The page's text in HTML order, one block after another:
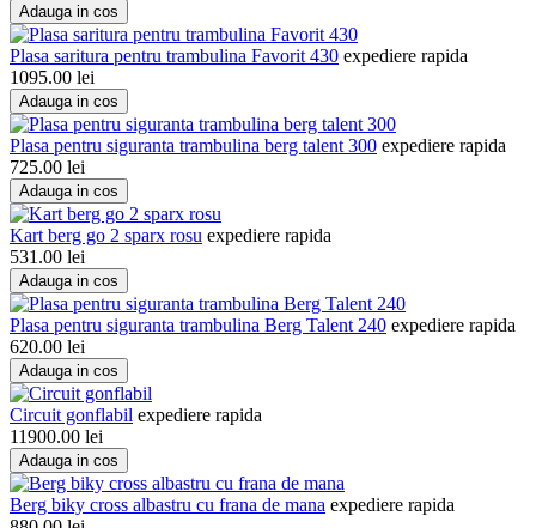
Adauga in cos
Plasa saritura pentru trambulina Favorit 430 expediere rapida
1095.00 lei
Adauga in cos
Plasa pentru siguranta trambulina berg talent 300 expediere rapida
725.00 lei
Adauga in cos
Kart berg go 2 sparx rosu expediere rapida
531.00 lei
Adauga in cos
Plasa pentru siguranta trambulina Berg Talent 240 expediere rapida
620.00 lei
Adauga in cos
Circuit gonflabil expediere rapida
11900.00 lei
Adauga in cos
Berg biky cross albastru cu frana de mana expediere rapida